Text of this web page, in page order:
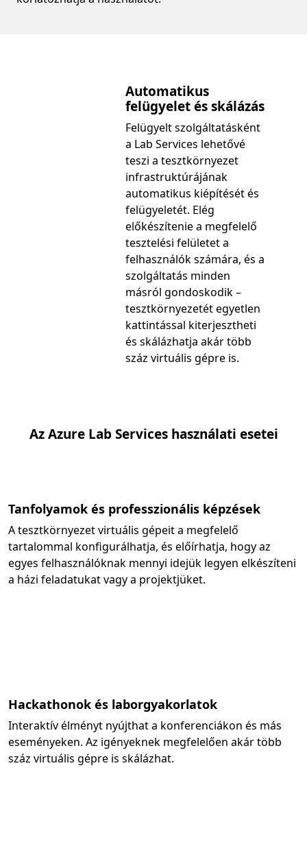
Automatikus
felügyelet és skálázás
Felügyelt szolgáltatásként
a Lab Services lehetővé
teszi a tesztkörnyezet
infrastruktúrájának
automatikus kiépítését és
felügyeletét. Elég
előkészítenie a megfelelő
tesztelési felületet a
felhasználók számára, és a
szolgáltatás minden
másról gondoskodik –
tesztkörnyezetét egyetlen
kattintással kiterjesztheti
és skálázhatja akár több
száz virtuális gépre is.
Az Azure Lab Services használati esetei
Tanfolyamok és professzionális képzések
A tesztkörnyezet virtuális gépeit a megfelelő
tartalommal konfigurálhatja, és előírhatja, hogy az
egyes felhasználóknak mennyi idejük legyen elkészíteni
a házi feladatukat vagy a projektjüket.
Hackathonok és laborgyakorlatok
Interaktív élményt nyújthat a konferenciákon és más
eseményeken. Az igényeknek megfelelően akár több
száz virtuális gépre is skálázhat.